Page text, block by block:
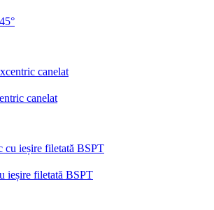
canelat
ieșire filetată BSPT